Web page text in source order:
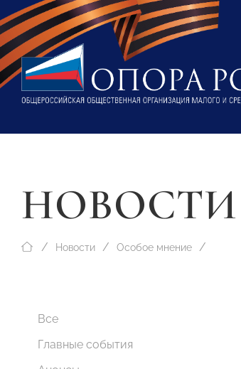
НОВОСТИ
Новости Особое мнение
Все
Главные события